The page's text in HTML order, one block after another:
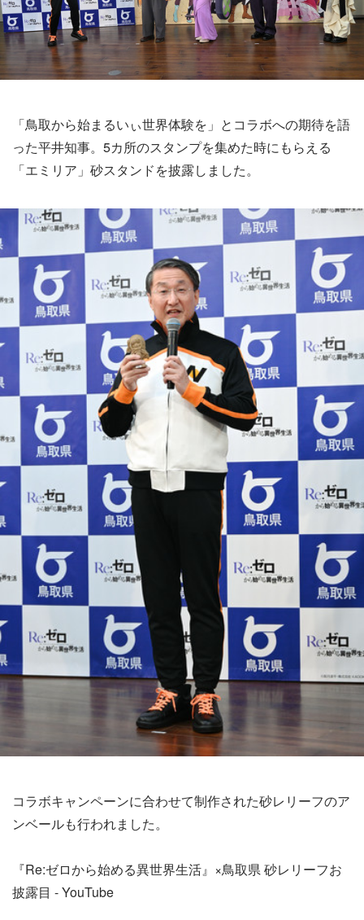
「鳥取から始まるいぃ世界体験を」とコラボへの期待を語
った平井知事。5カ所のスタンプを集めた時にもらえる
「エミリア」砂スタンドを披露しました。
コラボキャンペーンに合わせて制作された砂レリーフのア
ンベールも行われました。
『Re:ゼロから始める異世界生活』×鳥取県 砂レリーフお
披露目 - YouTube